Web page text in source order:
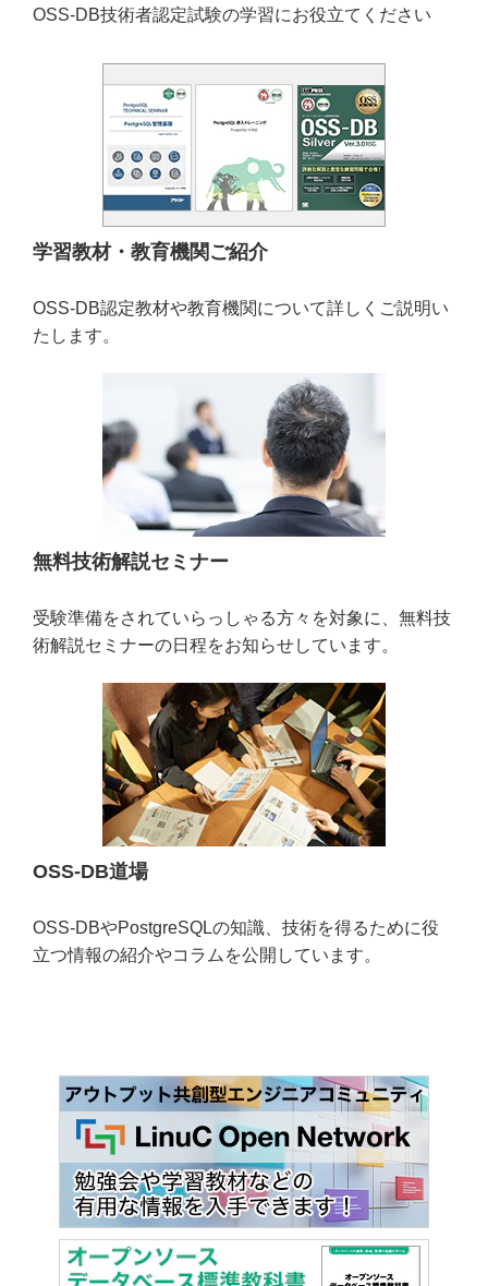
OSS-DB技術者認定試験の学習にお役立てください
学習教材・教育機関ご紹介
OSS-DB認定教材や教育機関について詳しくご説明い
たします。
無料技術解説セミナー
受験準備をされていらっしゃる方々を対象に、無料技
術解説セミナーの日程をお知らせしています。
OSS-DB道場
OSS-DBやPostgreSQLの知識、技術を得るために役
立つ情報の紹介やコラムを公開しています。